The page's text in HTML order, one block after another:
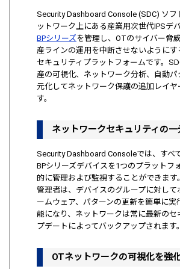
Security Dashboard Console (SDC) ソフ
ットワーク上にある産業用次世代IPSデ
BPシリーズを管理し、OTのサイバー脅
産ラインの運用を中断させないようにす
セキュリティプラットフォームです。
産の可視化、ネットワーク分析、自動パ
元化してネットワーク保護の追加レイヤ
す。
ネットワークセキュリティの
Security Dashboard Consoleでは、すべ
BPシリーズデバイスを1つのプラットフ
的に管理および監視することができます
管理者は、デバイスのグループに対して
ームウェア、パターンの更新を簡単に実
能になり、ネットワークは常に最新のセ
プデートによってバックアップされます。
OTネットワークの可視化を強